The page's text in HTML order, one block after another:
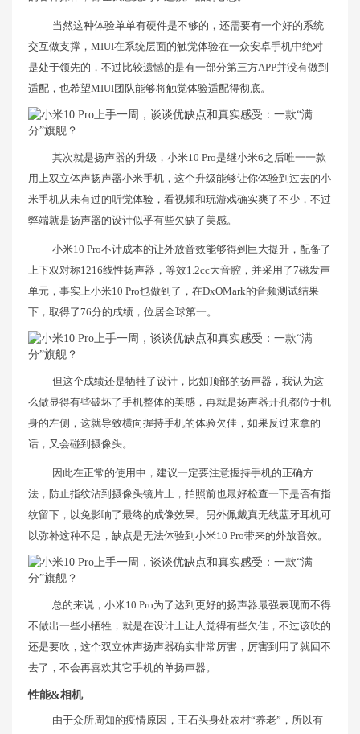
当然这种体验单单有硬件是不够的，还需要有一个好的系统
交互做支撑，MIUI在系统层面的触觉体验在一众安卓手机中绝对
是处于领先的，不过比较遗憾的是有一部分第三方APP并没有做到
适配，也希望MIUI团队能够将触觉体验适配得彻底。
其次就是扬声器的升级，小米10 Pro是继小米6之后唯一一款
用上双立体声扬声器小米手机，这个升级能够让你体验到过去的小
米手机从未有过的听觉体验，看视频和玩游戏确实爽了不少，不过
弊端就是扬声器的设计似乎有些欠缺了美感。
小米10 Pro不计成本的让外放音效能够得到巨大提升，配备了
上下双对称1216线性扬声器，等效1.2cc大音腔，并采用了7磁发声
单元，事实上小米10 Pro也做到了，在DxOMark的音频测试结果
下，取得了76分的成绩，位居全球第一。
但这个成绩还是牺牲了设计，比如顶部的扬声器，我认为这
么做显得有些破坏了手机整体的美感，再就是扬声器开孔都位于机
身的左侧，这就导致横向握持手机的体验欠佳，如果反过来拿的
话，又会碰到摄像头。
因此在正常的使用中，建议一定要注意握持手机的正确方
法，防止指纹沾到摄像头镜片上，拍照前也最好检查一下是否有指
纹留下，以免影响了最终的成像效果。另外佩戴真无线蓝牙耳机可
以弥补这种不足，缺点是无法体验到小米10 Pro带来的外放音效。
总的来说，小米10 Pro为了达到更好的扬声器最强表现而不得
不做出一些小牺牲，就是在设计上让人觉得有些欠佳，不过该吹的
还是要吹，这个双立体声扬声器确实非常厉害，厉害到用了就回不
去了，不会再喜欢其它手机的单扬声器。
性能&相机
由于众所周知的疫情原因，王石头身处农村“养老”，所以有